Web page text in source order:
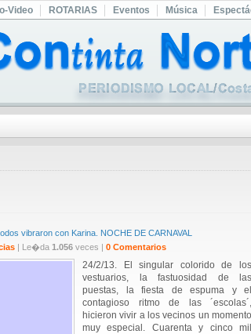
Video ROTARIAS Eventos Música
vibraron con Karina. NOCHE DE CARNAVAL
| Le�da 1.056 veces | 0 Comentarios
24/2/13. El singular colorido de los
vestuarios, la fastuosidad de las
puestas, la fiesta de espuma y el
contagioso ritmo de las ´escolas´,
hicieron vivir a los vecinos un momento
muy especial. Cuarenta y cinco mil